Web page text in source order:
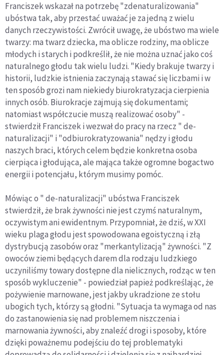
Franciszek wskazał na potrzebę "zdenaturalizowania"
ubóstwa tak, aby przestać uważać je za jedną z wielu
danych rzeczywistości. Zwrócił uwagę, że ubóstwo ma wiele
twarzy: ma twarz dziecka, ma oblicze rodziny, ma oblicze
młodych i starych i podkreślił, że nie można uznać jako coś
naturalnego głodu tak wielu ludzi. "Kiedy brakuje twarzy i
historii, ludzkie istnienia zaczynają stawać się liczbami i w
ten sposób grozi nam niekiedy biurokratyzacja cierpienia
innych osób. Biurokracje zajmują się dokumentami;
natomiast współczucie muszą realizować osoby" -
stwierdził Franciszek i wezwał do pracy na rzecz " de-
naturalizacji" i "odbiurokratyzowania" nędzy i głodu
naszych braci, których celem będzie konkretna osoba
cierpiąca i głodująca, ale mająca także ogromne bogactwo
energii i potencjału, którym musimy pomóc.
Mówiąc o " de-naturalizacji" ubóstwa Franciszek
stwierdził, że brak żywności nie jest czymś naturalnym,
oczywistym ani ewidentnym. Przypomniał, że dziś, w XXI
wieku plaga głodu jest spowodowana egoistyczną i złą
dystrybucją zasobów oraz "merkantylizacją" żywności. "Z
owoców ziemi będących darem dla rodzaju ludzkiego
uczyniliśmy towary dostępne dla nielicznych, rodząc w ten
sposób wykluczenie" - powiedział papież podkreślając, że
pożywienie marnowane, jest jakby ukradzione ze stołu
ubogich tych, którzy są głodni. "Sytuacja ta wymaga od nas
do zastanowienia się nad problemem niszczenia i
marnowania żywności, aby znaleźć drogi i sposoby, które
dzięki poważnemu podejściu do tej problematyki